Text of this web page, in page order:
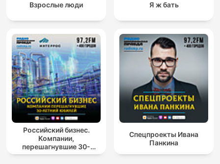
Взрослые люди Я ж бать
Российский бизнес.
Компании,
перешагнувшие 30-
летний юбилей
Спецпроекты Ивана
Панкина